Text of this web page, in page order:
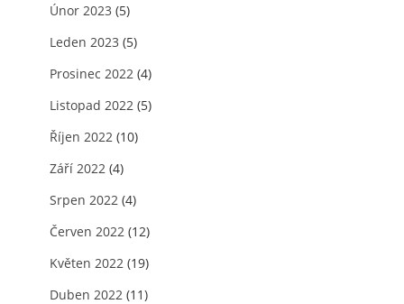
Únor 2023 (5)
Leden 2023 (5)
Prosinec 2022 (4)
Listopad 2022 (5)
Říjen 2022 (10)
Září 2022 (4)
Srpen 2022 (4)
Červen 2022 (12)
Květen 2022 (19)
Duben 2022 (11)